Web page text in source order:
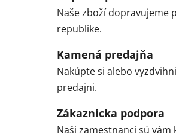
Naše zboží dopravujeme
republike.
Kamená predajňa
Nakúpte si alebo
predajni.
Zákaznicka podpora
Naši zamestnanci sú vám